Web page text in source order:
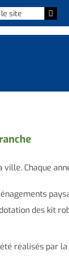
ville. Chaque
des kit
réalisés par